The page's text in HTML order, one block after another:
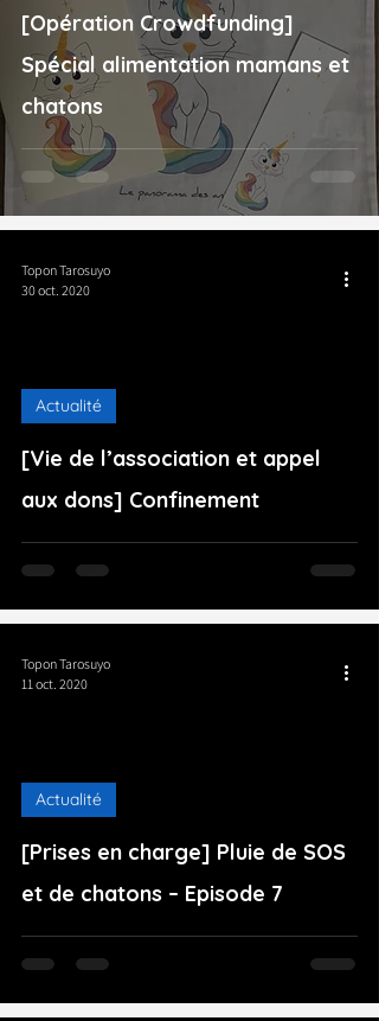
[Opération Crowdfunding]
Spécial alimentation mamans et
chatons
[Vie de l’association et appel
aux dons] Confinement
Actualité
Topon Tarosuyo
30 oct. 2020
[Prises en charge] Pluie de SOS
et de chatons – Episode 7
Actualité
Topon Tarosuyo
11 oct. 2020